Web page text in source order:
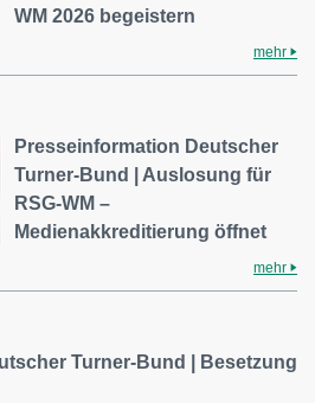
WM 2026 begeistern
mehr
Presseinformation Deutscher
Turner-Bund | Auslosung für
RSG-WM –
Medienakkreditierung öffnet
mehr
Turner-Bund | Besetzung